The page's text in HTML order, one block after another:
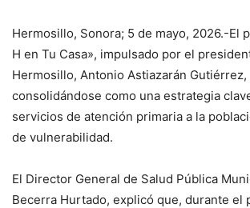
Hermosillo, Sonora; 5 de mayo, 2026.-El
H en Tu Casa», impulsado por el
Hermosillo, Antonio Astiazarán
consolidándose como una estrategia
servicios de atención primaria a la
de vulnerabilidad.
El Director General de Salud Pública
Becerra Hurtado, explicó que, durante el